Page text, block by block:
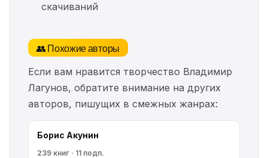
скачиваний
👥 Похожие авторы
Если вам нравится творчество Владимир
Лагунов, обратите внимание на других
авторов, пишущих в смежных жанрах:
Борис Акунин
239 книг · 11 подп.